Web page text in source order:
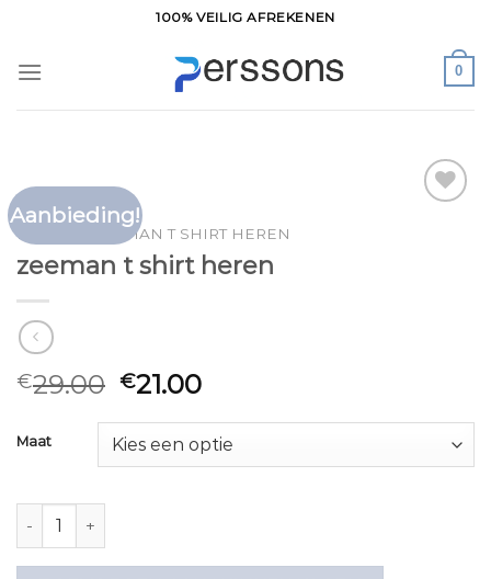
inhoud
100% VEILIG AFREKENEN
0
Aanbieding!
HOME ZEEMAN T SHIRT HEREN
zeeman t shirt heren
€29.00 €21.00
Maat
zeeman t shirt heren aantal